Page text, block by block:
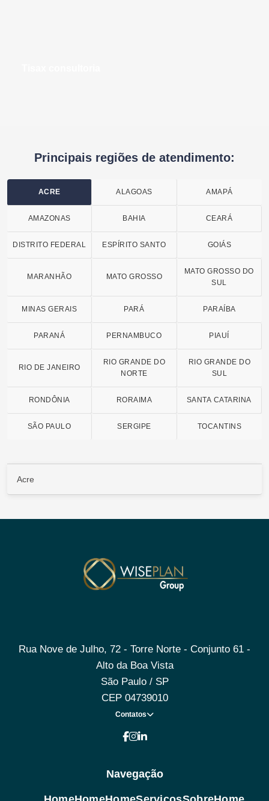
Principais regiões de atendimento:
ACRE ALAGOAS AMAPÁ
AMAZONAS BAHIA CEARÁ
DISTRITO FEDERAL ESPÍRITO SANTO GOIÁS
MARANHÃO MATO GROSSO
MATO GROSSO DO
SUL
MINAS GERAIS PARÁ PARAÍBA
PARANÁ PERNAMBUCO PIAUÍ
RIO DE JANEIRO
RIO GRANDE DO
NORTE
RIO GRANDE DO
SUL
RONDÔNIA RORAIMA SANTA CATARINA
SÃO PAULO SERGIPE TOCANTINS
Acre
Rua Nove de Julho, 72 - Torre Norte - Conjunto 61 -
Alto da Boa Vista
São Paulo / SP
CEP 04739010
Contatos
Navegação